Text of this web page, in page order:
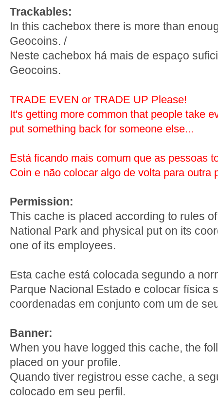
Trackables:
In this cachebox there is more than
Geocoins. /
Neste cachebox há mais de espaço
Geocoins.
TRADE EVEN or TRADE UP Please!
It's getting more common that people take
put something back for someone else...
Está ficando mais comum que as pessoas
Coin e não colocar algo de volta para outra
Permission:
This cache is placed according to rules
National Park and physical put on its
one of its employees.
Esta cache está colocada segundo a
Parque Nacional Estado e colocar física
coordenadas em conjunto com um de
Banner:
When you have logged this cache, the
placed on your profile.
Quando tiver registrou esse cache, a
colocado em seu perfil.